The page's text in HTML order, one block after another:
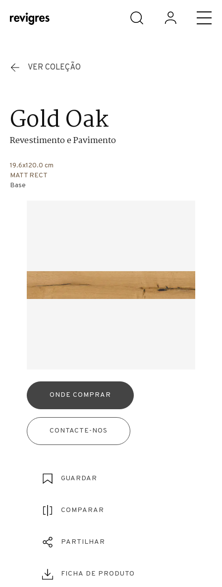
Saltar para o conteúdo principal
VER COLEÇÃO
Gold Oak
Revestimento e Pavimento
19.6x120.0 cm
MATT RECT
Base
ONDE COMPRAR
CONTACTE-NOS
GUARDAR
COMPARAR
PARTILHAR
FICHA DE PRODUTO